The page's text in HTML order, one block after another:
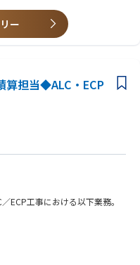
ラント撤去に係るエンジニア
ー
算担当◆ALC・ECP
ECP工事における以下業務。
定業務（工事関係等）に特化